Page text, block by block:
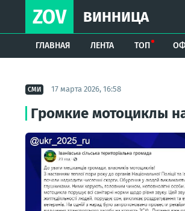
ZOV ВИННИЦА
ГЛАВНАЯ ЛЕНТА ТОП
СМИ 17 марта 2026, 16:58
Громкие мотоциклы